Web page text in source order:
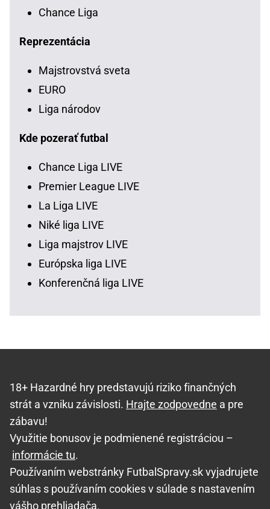
Chance Liga
Reprezentácia
Majstrovstvá sveta
EURO
Liga národov
Kde pozerať futbal
Chance Liga LIVE
Premier League LIVE
La Liga LIVE
Niké liga LIVE
Liga majstrov LIVE
Európska liga LIVE
Konferenčná liga LIVE
18+ Hazardné hry predstavujú riziko finančných
strát a vzniku závislosti. Hrajte zodpovedne a pre
zábavu!
Využitie bonusov je podmienené registráciou –
informácie tu.
Používaním webstránky FutbalSpravy.sk vyjadrujete
súhlas s používaním cookies v súlade s nastavením
vášho prehliadača.